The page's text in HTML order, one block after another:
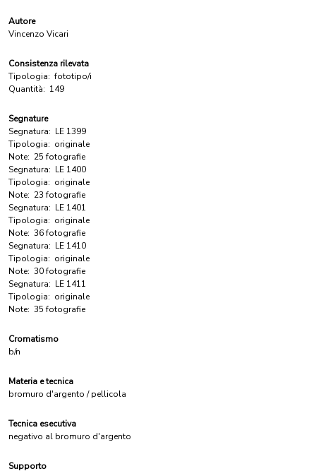
Autore
Vincenzo Vicari
Consistenza rilevata
Tipologia: fototipo/i
Quantità: 149
Segnature
Segnatura: LE 1399
Tipologia: originale
Note: 25 fotografie
Segnatura: LE 1400
Tipologia: originale
Note: 23 fotografie
Segnatura: LE 1401
Tipologia: originale
Note: 36 fotografie
Segnatura: LE 1410
Tipologia: originale
Note: 30 fotografie
Segnatura: LE 1411
Tipologia: originale
Note: 35 fotografie
Cromatismo
b/n
Materia e tecnica
bromuro d'argento / pellicola
Tecnica esecutiva
negativo al bromuro d'argento
Supporto